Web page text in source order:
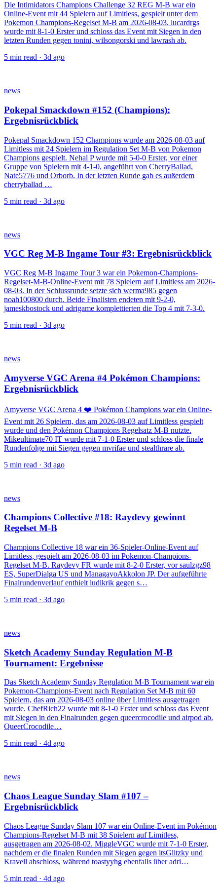
Die Intimidators Champions Challenge 32 REG M-B war ein
Online-Event mit 44 Spielern auf Limitless, gespielt unter dem
Pokemon Champions-Regelset M-B am 2026-08-03. lucardrgs
wurde mit 8-1-0 Erster und schloss das Event mit Siegen in den
letzten Runden gegen tonini, wilsongorski und lawrash ab.
5 min read · 3d ago
news
Pokepal Smackdown #152 (Champions):
Ergebnisrückblick
Pokepal Smackdown 152 Champions wurde am 2026-08-03 auf
Limitless mit 24 Spielern im Regulation Set M-B von Pokemon
Champions gespielt. Nehal P wurde mit 5-0-0 Erster, vor einer
Gruppe von Spielern mit 4-1-0, angeführt von CherryBallad,
Nate5776 und Orborb. In der letzten Runde gab es außerdem
cherryballad …
5 min read · 3d ago
news
VGC Reg M-B Ingame Tour #3: Ergebnisrückblick
VGC Reg M-B Ingame Tour 3 war ein Pokemon-Champions-
Regelset-M-B-Online-Event mit 78 Spielern auf Limitless am 2026-
08-03. In der Schlussrunde setzte sich werma985 gegen
noah100800 durch. Beide Finalisten endeten mit 9-2-0,
jameskbostock und adrigame komplettierten die Top 4 mit 7-3-0.
5 min read · 3d ago
news
Amyverse VGC Arena #4 Pokémon Champions:
Ergebnisrückblick
Amyverse VGC Arena 4 ❤️ Pokémon Champions war ein Online-
Event mit 26 Spielern, das am 2026-08-03 auf Limitless gespielt
wurde und den Pokémon Champions Regelsatz M-B nutzte.
Mikeultimate70 IT wurde mit 7-1-0 Erster und schloss die finale
Rundenfolge mit Siegen gegen mvrifae und stealthrare ab.
5 min read · 3d ago
news
Champions Collective #18: Raydevy gewinnt
Regelset M-B
Champions Collective 18 war ein 36-Spieler-Online-Event auf
Limitless, gespielt am 2026-08-03 im Pokemon-Champions-
Regelset M-B. Raydevy FR wurde mit 8-2-0 Erster, vor saulzgz98
ES, SuperDialga US und ManagayoAkkolon JP. Der aufgeführte
Finalrundenverlauf enthielt ludikrik gegen s…
5 min read · 3d ago
news
Sketch Academy Sunday Regulation M-B
Tournament: Ergebnisse
Das Sketch Academy Sunday Regulation M-B Tournament war ein
Pokemon-Champions-Event nach Regulation Set M-B mit 60
Spielern, das am 2026-08-03 online über Limitless ausgetragen
wurde. ChefRich22 wurde mit 8-1-0 Erster und schloss das Event
mit Siegen in den Finalrunden gegen queercrocodile und airpod ab.
QueerCrocodile…
5 min read · 4d ago
news
Chaos League Sunday Slam #107 –
Ergebnisrückblick
Chaos League Sunday Slam 107 war ein Online-Event im Pokémon
Champions-Regelset M-B mit 38 Spielern auf Limitless,
ausgetragen am 2026-08-02. MiggleVGC wurde mit 7-1-0 Erster,
nachdem er die finalen Runden mit Siegen gegen itsGlitzky und
Kravell abschloss, während toastyyhg ebenfalls über adri…
5 min read · 4d ago